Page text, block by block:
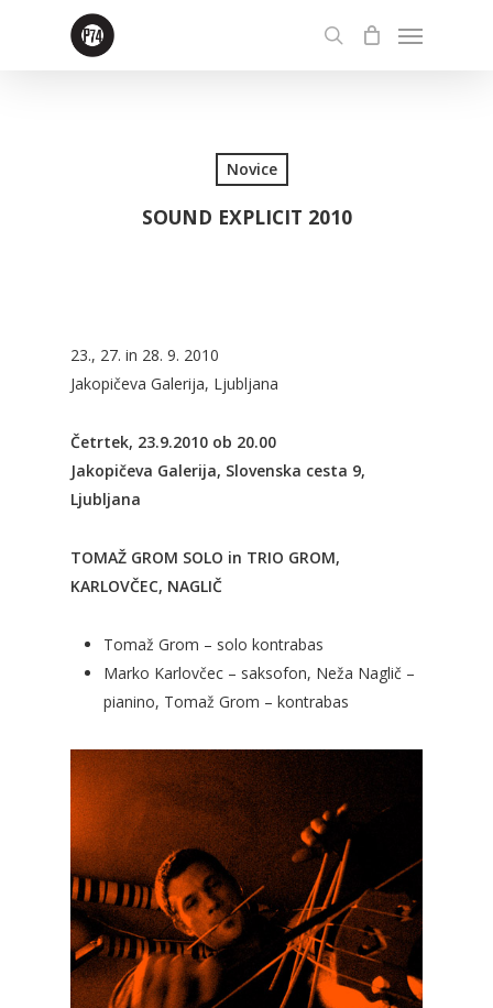
search
Menu
Novice
SOUND EXPLICIT 2010
23., 27. in 28. 9. 2010
Jakopičeva Galerija, Ljubljana
Četrtek, 23.9.2010 ob 20.00
Jakopičeva Galerija, Slovenska cesta 9,
Ljubljana
TOMAŽ GROM SOLO in TRIO GROM,
KARLOVČEC, NAGLIČ
Tomaž Grom – solo kontrabas
Marko Karlovčec – saksofon, Neža Naglič –
pianino, Tomaž Grom – kontrabas